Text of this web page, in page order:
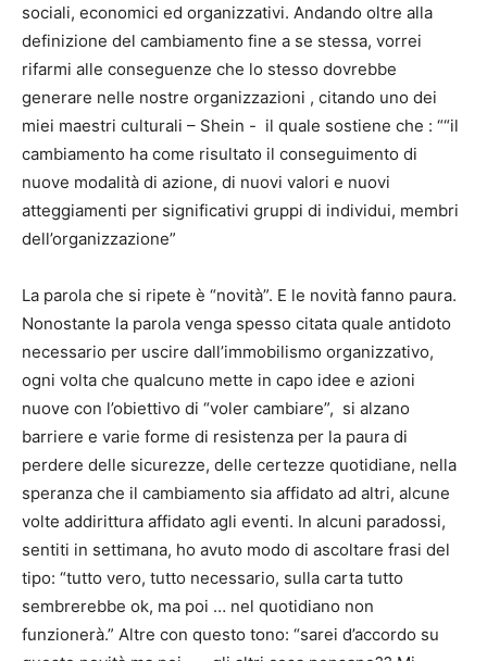
sociali, economici ed organizzativi. Andando oltre alla
definizione del cambiamento fine a se stessa, vorrei
rifarmi alle conseguenze che lo stesso dovrebbe
generare nelle nostre organizzazioni , citando uno dei
miei maestri culturali – Shein - il quale sostiene che : ““il
cambiamento ha come risultato il conseguimento di
nuove modalità di azione, di nuovi valori e nuovi
atteggiamenti per significativi gruppi di individui, membri
dell’organizzazione”
La parola che si ripete è “novità”. E le novità fanno paura.
Nonostante la parola venga spesso citata quale antidoto
necessario per uscire dall’immobilismo organizzativo,
ogni volta che qualcuno mette in capo idee e azioni
nuove con l’obiettivo di “voler cambiare”, si alzano
barriere e varie forme di resistenza per la paura di
perdere delle sicurezze, delle certezze quotidiane, nella
speranza che il cambiamento sia affidato ad altri, alcune
volte addirittura affidato agli eventi. In alcuni paradossi,
sentiti in settimana, ho avuto modo di ascoltare frasi del
tipo: “tutto vero, tutto necessario, sulla carta tutto
sembrerebbe ok, ma poi … nel quotidiano non
funzionerà.” Altre con questo tono: “sarei d’accordo su